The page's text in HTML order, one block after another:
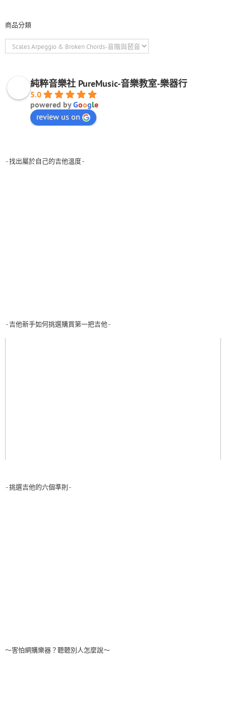
商品分類
純粹音樂社 PureMusic-音樂教室-樂器行
5.0
powered byGoogle
review us on
-找出屬於自己的吉他溫度-
-吉他新手如何挑選購買第一把吉他-
-挑選吉他的六個準則-
～害怕網購樂器？聽聽別人怎麼說～